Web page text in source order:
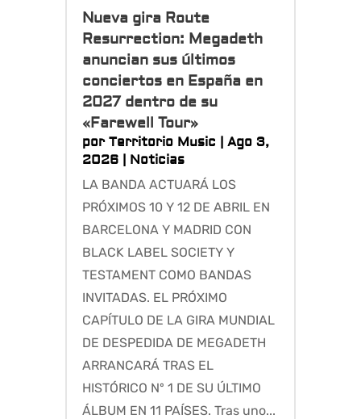
Nueva gira Route
Resurrection: Megadeth
anuncian sus últimos
conciertos en España en
2027 dentro de su
«Farewell Tour»
por Territorio Music | Ago 3,
2026| Noticias
LA BANDA ACTUARÁ LOS
PRÓXIMOS 10 Y 12 DE ABRIL EN
BARCELONA Y MADRID CON
BLACK LABEL SOCIETY Y
TESTAMENT COMO BANDAS
INVITADAS. EL PRÓXIMO
CAPÍTULO DE LA GIRA MUNDIAL
DE DESPEDIDA DE MEGADETH
ARRANCARÁ TRAS EL
HISTÓRICO Nº 1 DE SU ÚLTIMO
ÁLBUM EN 11 PAÍSES. Tras uno...